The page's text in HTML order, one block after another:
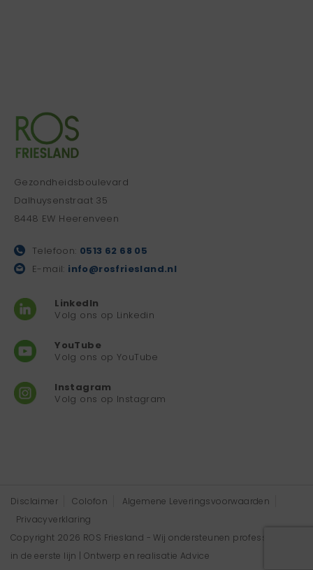
Gezondheidsboulevard
Dalhuysenstraat 35
8448 EW Heerenveen
Telefoon: 0513 62 68 05
E-mail: info@rosfriesland.nl
LinkedIn
Volg ons op Linkedin
YouTube
Volg ons op YouTube
Instagram
Volg ons op Instagram
Disclaimer Colofon
Algemene Leveringsvoorwaarden
Privacyverklaring
Copyright 2026 ROS Friesland - Wij ondersteunen professionals
in de eerste lijn | Ontwerp en realisatie Advice